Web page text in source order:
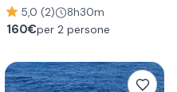
5,0 (2) 8h30m
160€per 2 persone